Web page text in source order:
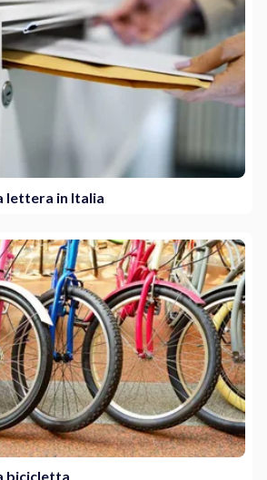
lettera in Italia
bicicletta